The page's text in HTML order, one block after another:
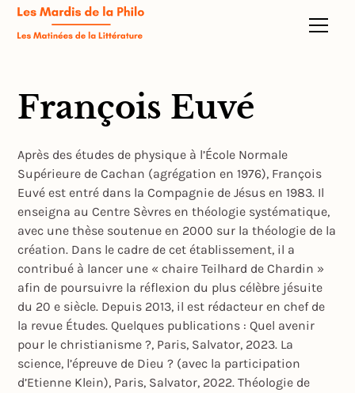
François Euvé
Après des études de physique à l’École Normale
Supérieure de Cachan (agrégation en 1976), François
Euvé est entré dans la Compagnie de Jésus en 1983. Il
enseigna au Centre Sèvres en théologie systématique,
avec une thèse soutenue en 2000 sur la théologie de la
création. Dans le cadre de cet établissement, il a
contribué à lancer une « chaire Teilhard de Chardin »
afin de poursuivre la réflexion du plus célèbre jésuite
du 20 e siècle. Depuis 2013, il est rédacteur en chef de
la revue Études. Quelques publications : Quel avenir
pour le christianisme ?, Paris, Salvator, 2023. La
science, l’épreuve de Dieu ? (avec la participation
d’Etienne Klein), Paris, Salvator, 2022. Théologie de